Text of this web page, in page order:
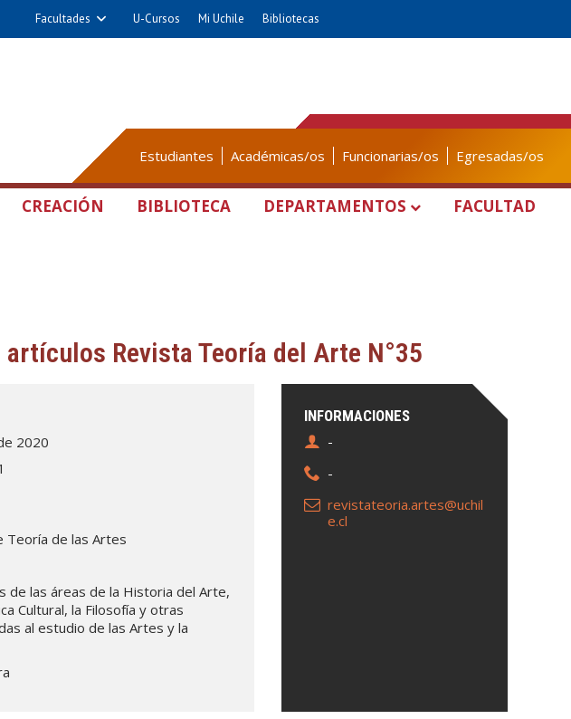
Facultades U-Cursos Mi Uchile Bibliotecas
Estudiantes Académicas/os Funcionarias/os Egresadas/os
CREACIÓN BIBLIOTECA DEPARTAMENTOS FACULTAD
Revista Teoría del Arte N°35
INFORMACIONES
-
-
revistateoria.artes@uchil
e.cl
2020
Teoría de las Artes
de las áreas de la Historia del Arte,
Cultural, la Filosofía y otras
al estudio de las Artes y la